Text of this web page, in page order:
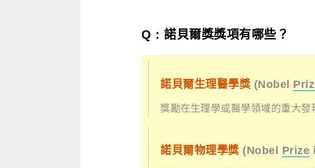
Q : 諾貝爾獎獎項有哪些？
諾貝爾生理醫學獎 (Nobel
獎勵在生理學或醫學領域的重大發
諾貝爾物理學獎 (Nobel Prize